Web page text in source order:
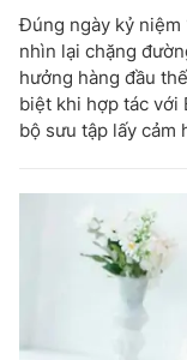
Đúng ngày kỷ niệm
nhìn lại chặng
hưởng hàng đầu
biệt khi hợp tác với
bộ sưu tập lấy cảm